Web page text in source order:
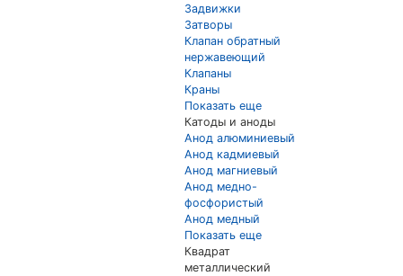
Задвижки
Затворы
Клапан обратный
нержавеющий
Клапаны
Краны
Показать еще
Катоды и аноды
Анод алюминиевый
Анод кадмиевый
Анод магниевый
Анод медно-
фосфористый
Анод медный
Показать еще
Квадрат
металлический